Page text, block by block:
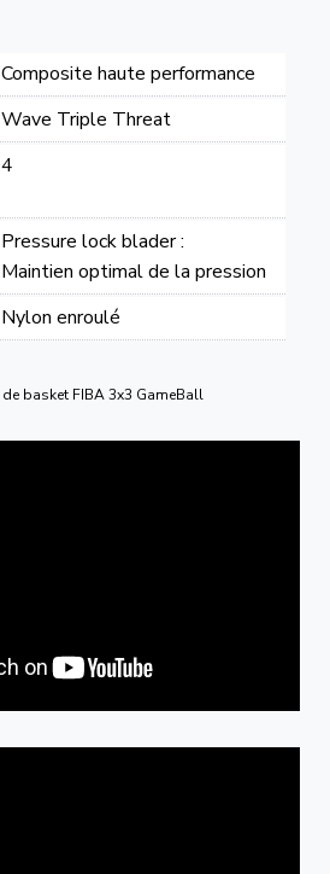
Composite haute performance
Wave Triple Threat
4
Pressure lock blader :
Maintien optimal de la pression
Nylon enroulé